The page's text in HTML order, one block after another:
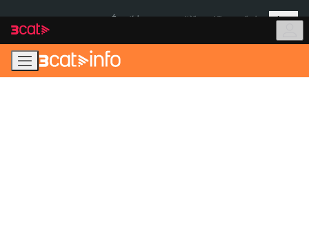
navegació
principal
contingut
Més